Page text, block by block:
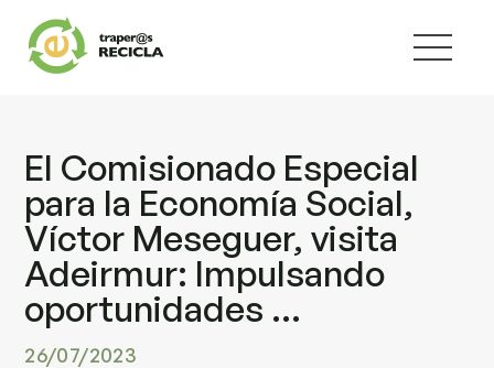
El Comisionado Especial
para la Economía Social,
Víctor Meseguer, visita
Adeirmur: Impulsando
oportunidades ...
26/07/2023